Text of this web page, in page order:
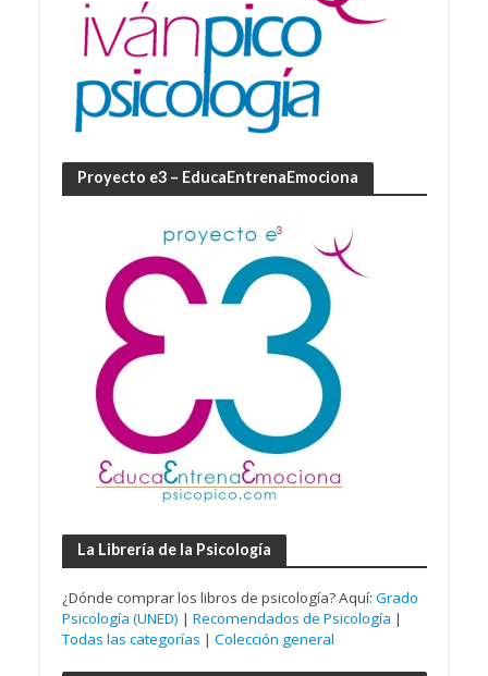
Proyecto e3 – EducaEntrenaEmociona
La Librería de la Psicología
¿Dónde comprar los libros de psicología? Aquí: Grado
Psicología (UNED) | Recomendados de Psicología |
Todas las categorías | Colección general